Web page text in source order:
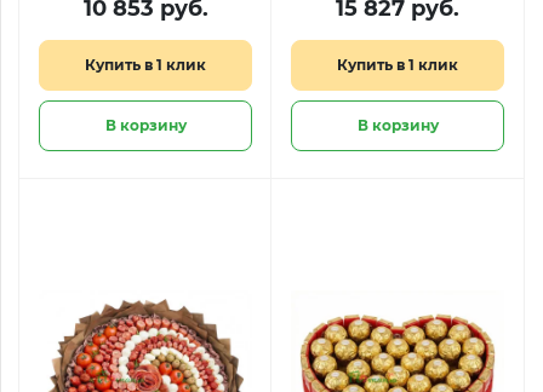
10 853 руб.
Купить в 1 клик
В корзину
деликатесами
15 827 руб.
Купить в 1 клик
В корзину